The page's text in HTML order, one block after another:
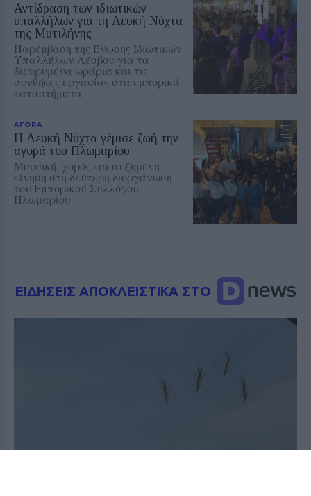
Αντίδραση των ιδιωτικών
υπαλλήλων για τη Λευκή Νύχτα
της Μυτιλήνης
Παρέμβαση της Ένωσης Ιδιωτικών
Υπαλλήλων Λέσβου για τα
διευρυμένα ωράρια και τις
συνθήκες εργασίας στα εμπορικά
καταστήματα
ΑΓΟΡΑ
Η Λευκή Νύχτα γέμισε ζωή την
αγορά του Πλωμαρίου
Μουσική, χορός και αυξημένη
κίνηση στη δεύτερη διοργάνωση
του Εμπορικού Συλλόγου
Πλωμαρίου
ΕΙΔΗΣΕΙΣ ΑΠΟΚΛΕΙΣΤΙΚΑ ΣΤΟ